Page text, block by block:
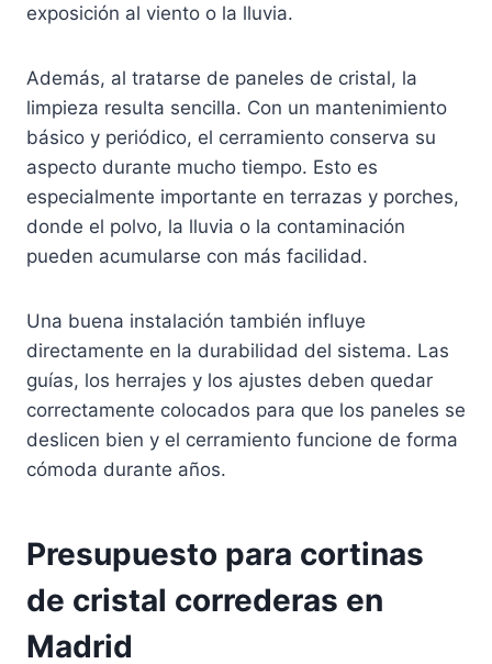
exposición al viento o la lluvia.
Además, al tratarse de paneles de cristal, la
limpieza resulta sencilla. Con un mantenimiento
básico y periódico, el cerramiento conserva su
aspecto durante mucho tiempo. Esto es
especialmente importante en terrazas y porches,
donde el polvo, la lluvia o la contaminación
pueden acumularse con más facilidad.
Una buena instalación también influye
directamente en la durabilidad del sistema. Las
guías, los herrajes y los ajustes deben quedar
correctamente colocados para que los paneles se
deslicen bien y el cerramiento funcione de forma
cómoda durante años.
Presupuesto para cortinas
de cristal correderas en
Madrid